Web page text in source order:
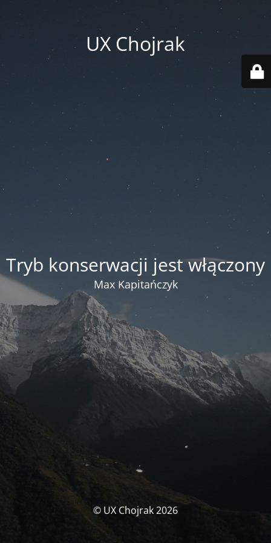
UX Chojrak
Tryb konserwacji jest włączony
Max Kapitańczyk
© UX Chojrak 2026